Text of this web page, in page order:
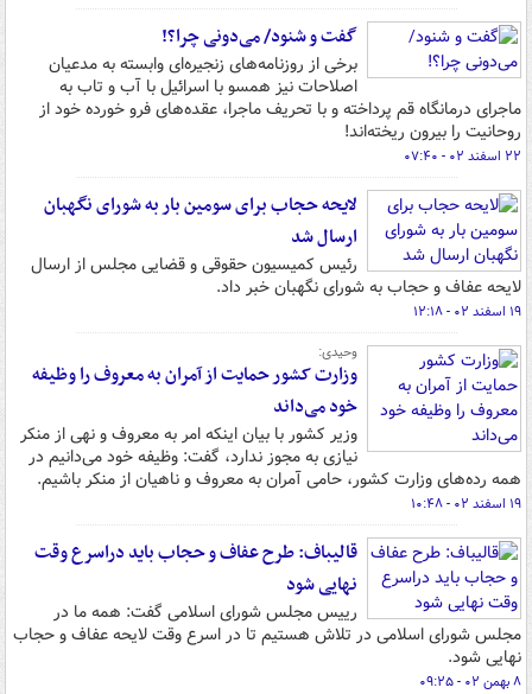
گفت و شنود/ می‌دونی چرا؟!
برخی از روزنامه‌های زنجیره‌ای وابسته به مدعیان
اصلاحات نیز همسو با اسرائیل با آب و تاب به
ماجرای درمانگاه قم پرداخته و با تحریف ماجرا، عقده‌های فرو خورده خود از
روحانیت را بیرون ریخته‌اند!‌
۲۲ اسفند ۰۲ - ۰۷:۴۰
لایحه حجاب برای سومین بار به شورای نگهبان
ارسال شد
رئیس کمیسیون حقوقی و قضایی مجلس از ارسال
لایحه عفاف و حجاب به شورای نگهبان خبر داد.
۱۹ اسفند ۰۲ - ۱۲:۱۸
وحیدی:
وزارت کشور حمایت از آمران به معروف را وظیفه
خود می‌داند
وزیر کشور با بیان اینکه امر به معروف و نهی از منکر
نیازی به مجوز ندارد، گفت: وظیفه خود می‌دانیم در
همه رده‌های وزارت کشور، حامی آمران به معروف و ناهیان از منکر باشیم.
۱۹ اسفند ۰۲ - ۱۰:۴۸
قالیباف: طرح عفاف و حجاب باید دراسرع وقت
نهایی شود
رییس مجلس شورای اسلامی گفت: همه ما در
مجلس شورای اسلامی در تلاش هستیم تا در اسرع وقت لایحه عفاف و حجاب
نهایی شود.
۸ بهمن ۰۲ - ۰۹:۲۵